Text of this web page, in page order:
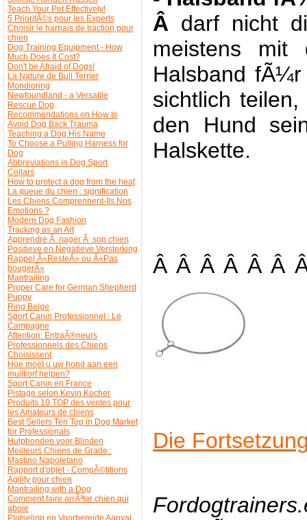
Teach Your Pet Effectively!
5 PrioritÃ©s pour les Experts
Choisir le harnais de traction pour
chien
Dog Training Equipment - How
Much Does It Cost?
Don't be Afraid of Dogs!
La Nature de Bull Terrier
Mondioring
Newfoundland - a Versatile
Rescue Dog
Recommendations on How to
Avoid Dog Back Trauma
Teaching a Dog His Name
To Choose a Pulling Harness for
Dog
Abbreviations in Dog Sport
Collars
How to protect a dog from the heat
La queue du chien : signification
Les Chiens Comprennent-Ils Nos
Emotions ?
Modern Dog Fashion
Tracking as an Art
Apprendre Ã nager Ã son chien
Positieve en Negatieve Versterking
Rappel Â«ResteÂ» ou Â«Pas
bougerÂ»
Mantrailing
Proper Care for German Shepherd
Puppy
Ring Belge
Sport Canin Professionnel : Le
Campagne
Attention: EntraÃ®neurs
Professionnels des Chiens
Choisissent
Hoe moet u uw hond aan een
muilkorf helpen?
Sport Canin en France
Pistage selon Kevin Kocher
Produits 10 TOP des ventes pour
les Amateurs de chiens
Best Sellers Ten Top in Dog Market
for Professionals
Hulphonden voor Blinden
Meilleurs Chiens de Grade :
Mastino Napoletano
Rapport d'objet - CompÃ©titions
Agility pour chien
Mantrailing with a Dog
Comment faire arrÃªter chien qui
aboie
Plotseling en Voorbereide Aanval
Â darf nicht
meistens mit
Halsband
sichtlich
den Hund
Halskette.
Â Â Â Â Â Â
Die